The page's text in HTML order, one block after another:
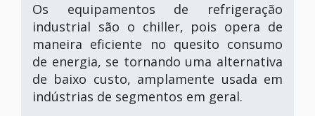
Os equipamentos de refrigeração
industrial são o chiller, pois opera de
maneira eficiente no quesito consumo
de energia, se tornando uma alternativa
de baixo custo, amplamente usada em
indústrias de segmentos em geral.